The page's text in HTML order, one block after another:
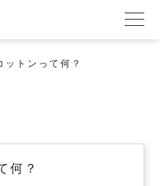
ットンって何？
何？